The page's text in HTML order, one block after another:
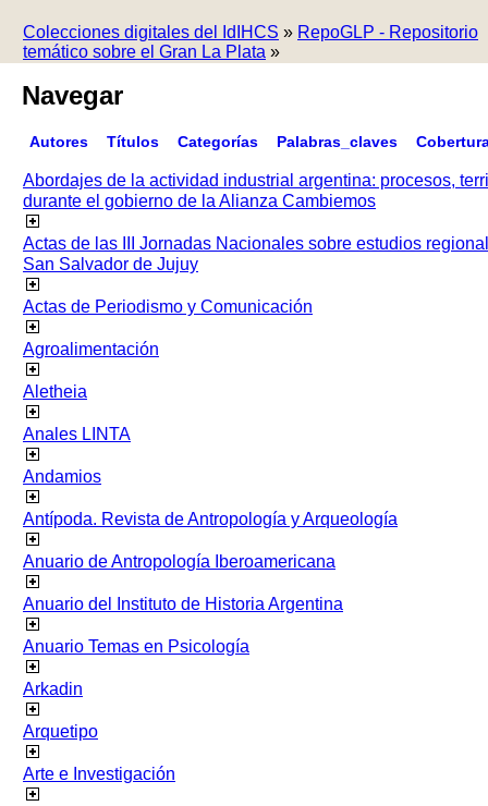
Colecciones digitales del IdIHCS » RepoGLP - Repositorio
temático sobre el Gran La Plata »
Navegar
Autores Títulos Categorías Palabras_claves
Abordajes de la actividad industrial argentina: procesos,
durante el gobierno de la Alianza Cambiemos
Actas de las III Jornadas Nacionales sobre estudios
San Salvador de Jujuy
Actas de Periodismo y Comunicación
Agroalimentación
Aletheia
Anales LINTA
Andamios
Antípoda. Revista de Antropología y Arqueología
Anuario de Antropología Iberoamericana
Anuario del Instituto de Historia Argentina
Anuario Temas en Psicología
Arkadin
Arquetipo
Arte e Investigación